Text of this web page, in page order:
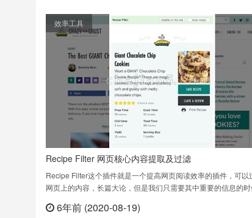
效率工具
Recipe Filter 网页核心内容提取及过滤
Recipe Filter这个插件就是一个提高网页阅读效率的插件，可以
网页上的内容，长篇大论，但是我们只需要其中重要的信息的
容。Recipe Filter seeks out recipes buried in pages and shows
6年前 (2020-08-19)